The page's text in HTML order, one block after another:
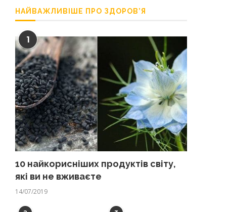
НАЙВАЖЛИВІШЕ ПРО ЗДОРОВ’Я
1
10 найкорисніших продуктів світу,
які ви не вживаєте
14/07/2019